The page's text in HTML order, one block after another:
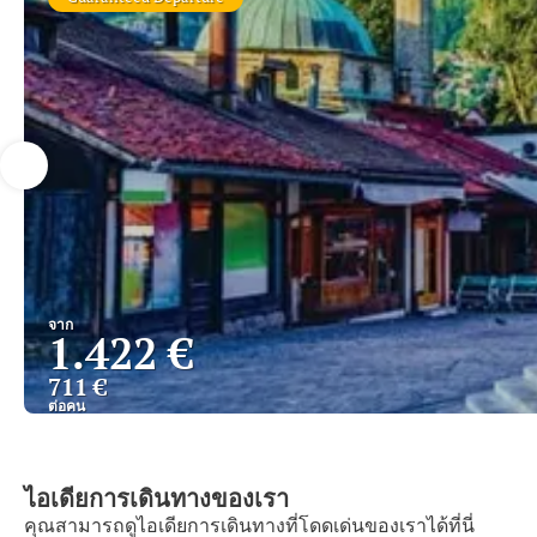
จาก
1.422 €
711 €
ต่อคน
ไอเดียการเดินทางของเรา
คุณสามารถดูไอเดียการเดินทางที่โดดเด่นของเราได้ที่นี่